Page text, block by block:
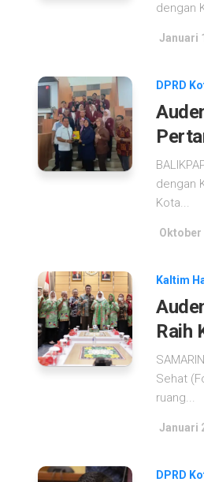
dengan
Januari
DPRD
dengan
Kota...
Oktober
Kaltim
Raih
Sehat
ruang...
Januari
DPRD